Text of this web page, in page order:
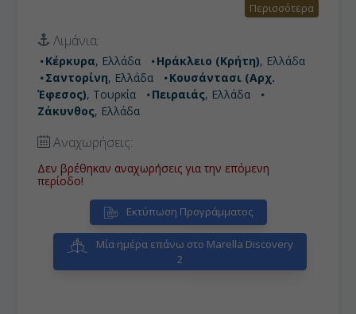
Το σημαντικότερο βιομηχανικό κέντρο
της χώρας και το μεγαλύτερο εμπορικό κέντρο της
ελληνικής οικονομίας, ενώ διαθέτει το μεγαλύτερο,
σε επιβατική κίνηση, λιμένα της Ευρώπης συνδέοντας
ακτοπλοϊκά την πρωτεύουσα με τα νησιά του
Αιγαίου.
• Ζάκυνθος:Η Ζάκυνθος, γνωστή διεθνώς και με το
όνομα "Τζάντε", ή Φιόρο του Λεβάντε (= Άνθος της
Ανατολής) κατά τους Βενετσιάνους, είναι ένα από τα
νησιά των Επτανήσων. Είναι το ενδέκατο σε έκταση
ελληνικό νησί και το τρίτο (μετά την Κεφαλονιά και
Ιονίων νήσων.
Περισσότερα
Λιμάνια:
Κέρκυρα, Ελλάδα Ηράκλειο (Κρήτη), Ελλάδα
Σαντορίνη, Ελλάδα
Κουσάντασι (Αρχ.
Έφεσος), Τουρκία Πειραιάς, Ελλάδα
Ζάκυνθος, Ελλάδα
Αναχωρήσεις:
Δεν βρέθηκαν αναχωρήσεις για την επόμενη
περίοδο!
Εκτύπωση Προγράμματος
Μία ημέρα επάνω στο Marella Discovery
2